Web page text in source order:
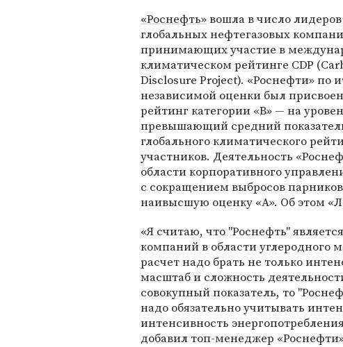
«Роснефть»вошла в число
глобальных нефтегазовых
принимающих участие в
климатическом рейтинге CDP
Disclosure Project). «Роснефти» по
независимой оценки был присвоен
рейтинг категории «В» — на
превышающий средний
глобального климатического
участников. Деятельность
области корпоративного
с сокращением выбросов
наивысшую оценку «А». Об этом
«Я считаю, что "Роснефть"
компаний в области
расчет надо брать не только
масштаб и сложность
совокупный показатель, то
надо обязательно учитывать
интенсивность
добавил топ-менеджер